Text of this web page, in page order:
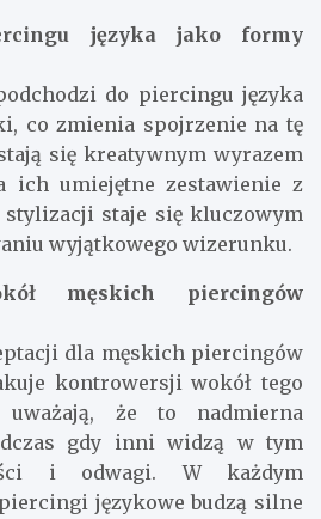
języka jako formy
do piercingu języka
co zmienia spojrzenie na tę
się kreatywnym wyrazem
ich umiejętne zestawienie z
staje się kluczowym
wyjątkowego wizerunku.
męskich piercingów
dla męskich piercingów
kontrowersji wokół tego
uważają, że to nadmierna
gdy inni widzą w tym
i odwagi. W każdym
językowe budzą silne